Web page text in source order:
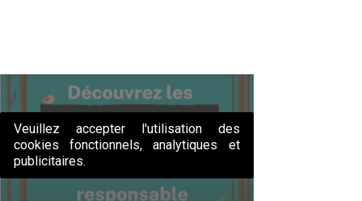
Veuillez accepter l'utilisation des
cookies fonctionnels, analytiques et
publicitaires.